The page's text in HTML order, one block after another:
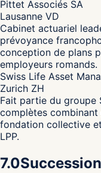
Pittet Associés SA
Lausanne VD
Cabinet actuariel
prévoyance
conception de plans
employeurs romands.
Swiss Life Asset
Zurich ZH
Fait partie du groupe
complètes
fondation collective
LPP.
7.0